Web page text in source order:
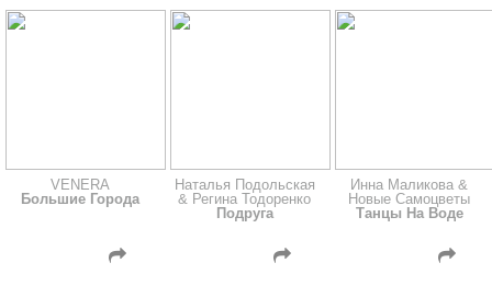
VENERA
Большие Города
Наталья Подольская
& Регина Тодоренко
Подруга
Инна Маликова &
Новые Самоцветы
Танцы На Воде